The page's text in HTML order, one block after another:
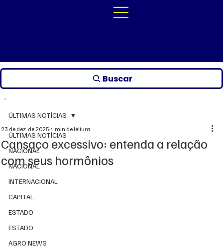
Buscar
ÚLTIMAS NOTÍCIAS
NACIONAL
NACIONAL
INTERNACIONAL
CAPITAL
ESTADO
ESTADO
AGRO NEWS
ÚLTIMAS NOTÍCIAS
Cansaço excessivo: entenda a relação
com seus hormônios
23 de dez. de 20251 min de leitura